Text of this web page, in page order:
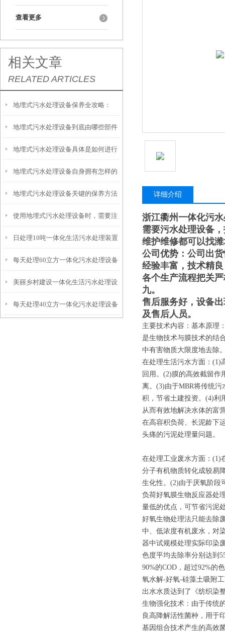
查看更多
相关文章
RELATED ARTICLES
地埋式污水处理设备保养全攻略：
让“地下卫士”持续高效运转
地埋式污水处理设备到底由哪些部件
撑起？核心结构一文拆解
地埋式污水处理设备具体是如何进行
安装的呢？
地埋式污水处理设备自身拥有怎样的
特点呢？
地埋式污水处理设备关键的保养方法
使用地埋式污水处理设备时，需要注
意以下事项
日处理10吨一体化生活污水处理装置
每天处理60立方一体化污水处理设备
美丽乡村建设一体化生活污水处理设
备
每天处理40立方一体化污水处理设备
详细介绍
浙江衢州一体化污
需要污水处理设备
维护维修都可以找
公司优势：公司出
经验丰富，技术精
各个生产流程把关
九。
售后服务好，设备
及售后人员。
主要技术内容：基本原理
是生物技术与膜技术的结
中有害物质大限度地去除
在处理生活污水方面：(1)
回用。(2)膜的高效截留作
离。(3)由于MBR将传统
积，节省土建投资。(4)利
从而有效地解决水体的富
在高容积负荷、长泥龄下
头痛的污泥处理量问题。
在处理工业废水方面：(1)
分子有机物质转化成较易
生化性。(2)由于厌氧阶段
负荷好氧膜生物反应器处
量低的优点，可节省污泥
好氧生物处理法只能去除
中、低浓度有机废水，对
器中试规模处理实际印染
色度平均去除率分别达到
90%的COD，超过92%的
氧水解-好氧-硅藻土吸附
出水水质达到了《纺织染
生物强化技术：由于传统
良高降解活性菌种，用于
基因组合技术产生的高效